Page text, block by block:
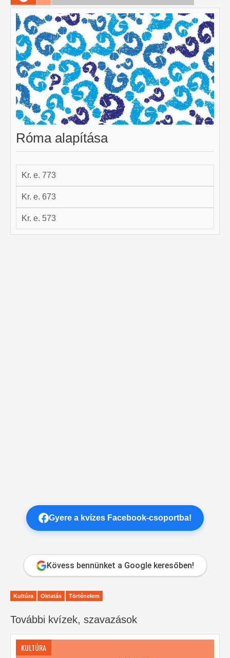
Róma alapítása
Kr. e. 773
Kr. e. 673
Kr. e. 573
Gyere a kvízes Facebook-csoportba!
Kövess bennünket a Google keresőben!
Kultúra Oktatás Történelem
További kvízek, szavazások
KULTÚRA